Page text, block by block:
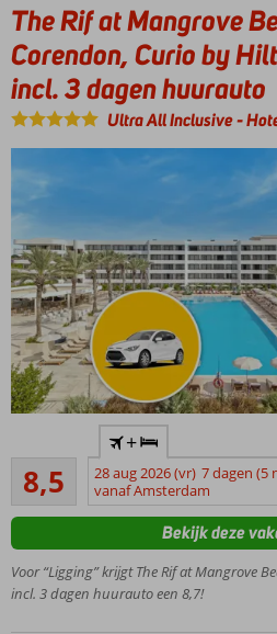
Kunuku's
Waterworld!
Comfortabele
(familie)kamers en
ruime 4-
sushi
Blijf fit
in de
Kunuku
gym
Tijdelijk
€50
EXTRA
The Rif at Mangrove
Corendon, Curio by
incl. 3 dagen huurauto
Ultra All Inclusive-
huurauto
categorie
A!
Collection
by Hilton
hotel
8,5
Aanrader
809
beoordelingen
+
28 aug 2026 (vr) 7 dagen (5
vanaf Amsterdam
Voor “Ligging” krijgt The Rif at Mangrove
incl. 3 dagen huurauto een 8,7!
Bekijk deze